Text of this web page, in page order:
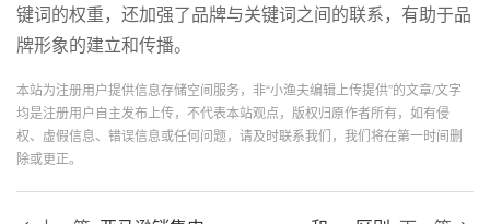
键词的权重，还加强了品牌与关键词之间的联系，有助于品
牌形象的建立和传播。
本站为注册用户提供信息存储空间服务，非“小渔夫编辑上传提供”的文章/文字
均是注册用户自主发布上传，不代表本站观点，版权归原作者所有，如有侵
权、虚假信息、错误信息或任何问题，请及时联系我们，我们将在第一时间删
除或更正。